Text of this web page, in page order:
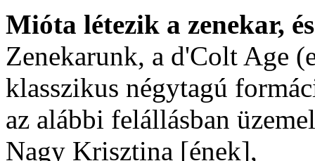
Mióta létezik a zenekar,
Zenekarunk, a d'Colt Age
klasszikus négytagú
az alábbi felállásban
Nagy Krisztina [ének],